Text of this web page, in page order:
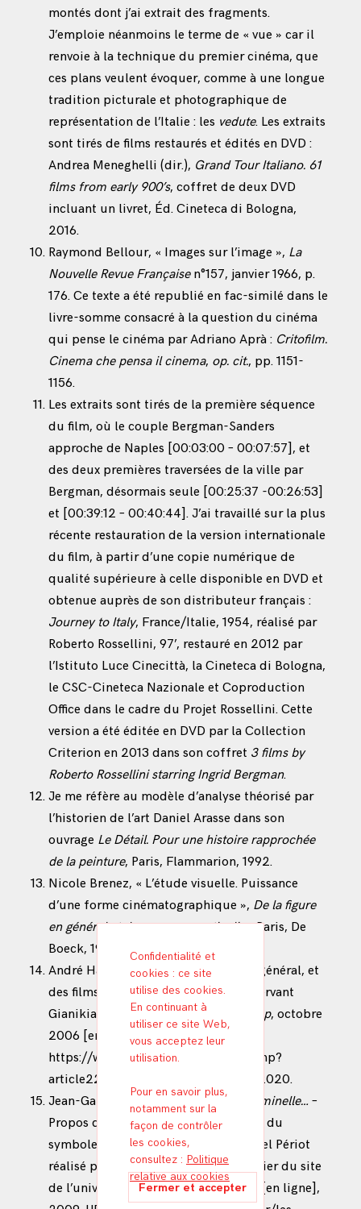
montés dont j’ai extrait des fragments.
J’emploie néanmoins le terme de « vue » car il
renvoie à la technique du premier cinéma, que
ces plans veulent évoquer, comme à une longue
tradition picturale et photographique de
représentation de l’Italie : les vedute. Les extraits
sont tirés de films restaurés et édités en DVD :
Andrea Meneghelli (dir.), Grand Tour Italiano. 61
films from early 900’s, coffret de deux DVD
incluant un livret, Éd. Cineteca di Bologna,
2016.
Raymond Bellour, « Images sur l’image », La
Nouvelle Revue Françaisen°157, janvier 1966, p.
176. Ce texte a été republié en fac-similé dans le
livre-somme consacré à la question du cinéma
qui pense le cinéma par Adriano Aprà : Critofilm.
Cinema che pensa il cinema, op. cit., pp. 1151-
1156.
Les extraits sont tirés de la première séquence
du film, où le couple Bergman-Sanders
approche de Naples [00:03:00 – 00:07:57], et
des deux premières traversées de la ville par
Bergman, désormais seule [00:25:37 -00:26:53]
et [00:39:12 – 00:40:44]. J’ai travaillé sur la plus
récente restauration de la version internationale
du film, à partir d’une copie numérique de
qualité supérieure à celle disponible en DVD et
obtenue auprès de son distributeur français :
Journey to Italy, France/Italie, 1954, réalisé par
Roberto Rossellini, 97’, restauré en 2012 par
l’Istituto Luce Cinecittà, la Cineteca di Bologna,
le CSC-Cineteca Nazionale et Coproduction
Office dans le cadre du Projet Rossellini. Cette
version a été éditée en DVD par la Collection
Criterion en 2013 dans son coffret 3 films by
Roberto Rossellini starring Ingrid Bergman.
Je me réfère au modèle d’analyse théorisé par
l’historien de l’art Daniel Arasse dans son
ouvrage Le Détail. Pour une histoire rapprochée
de la peinture, Paris, Flammarion, 1992.
Nicole Brenez, « L’étude visuelle. Puissance
d’une forme cinématographique », De la figure
en général et du corps en particulier, Paris, De
Boeck, 1999, p. 313.
André Habib, « Dufound footage
en général, et
des films de Angela Ricci Lucchi et Yervant
Gianikian en particulier »,Hors champ, octobre
2006 [en ligne]. URL :
https://www.horschamp.qc.ca/spip.php?
article226
, consulté le 15 novembre 2020.
Jean-Gabriel Périot, «
Eût-elle été criminelle… –
Propos du réalisateur .La République du
symbole »,
entretien avec Jean-Gabriel Périot
réalisé par Laurence Moinereau, dossier du site
de l’université populaire des images [en ligne],
Confidentialité et
cookies : ce site
utilise des cookies.
En continuant à
utiliser ce site Web,
vous acceptez leur
utilisation.
Pour en savoir plus,
notamment sur la
façon de contrôler
les cookies,
consultez : Politique
relative aux cookies